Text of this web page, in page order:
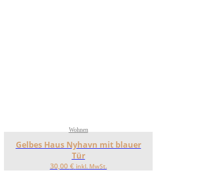
Wohnen
Gelbes Haus Nyhavn mit blauer
Tür
30,00 € inkl. MwSt.